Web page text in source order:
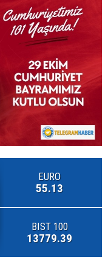
EURO
55.13
BIST 100
13779.39